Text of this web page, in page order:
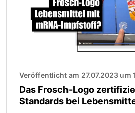
Veröffentlicht am 27.07.2023 um
Das Frosch-Logo
Standards bei